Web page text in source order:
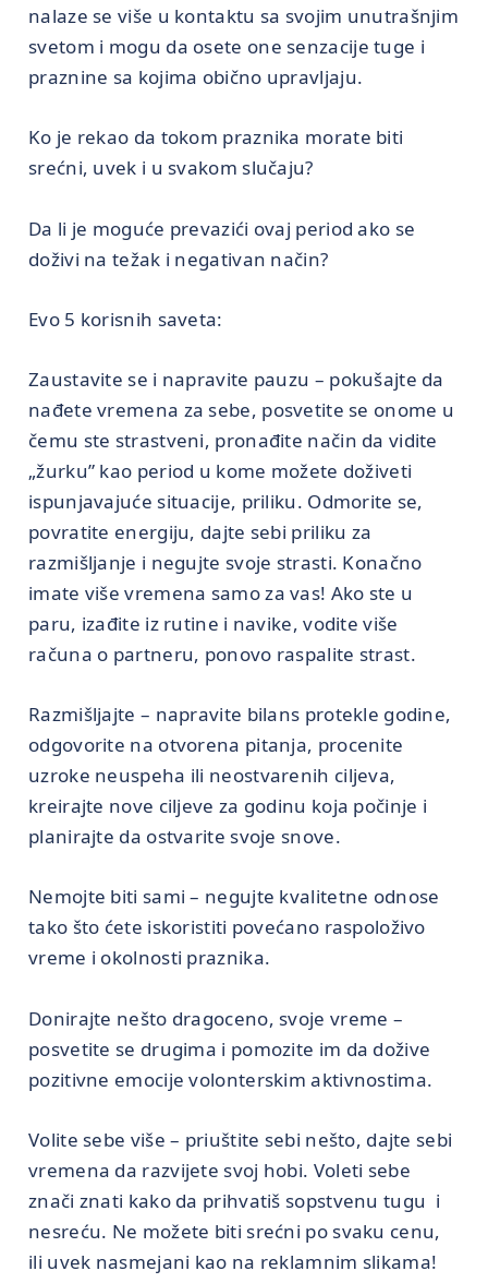
nalaze se više u kontaktu sa svojim unutrašnjim
svetom i mogu da osete one senzacije tuge i
praznine sa kojima obično upravljaju.
Ko je rekao da tokom praznika morate biti
srećni, uvek i u svakom slučaju?
Da li je moguće prevazići ovaj period ako se
doživi na težak i negativan način?
Evo 5 korisnih saveta:
Zaustavite se i napravite pauzu – pokušajte da
nađete vremena za sebe, posvetite se onome u
čemu ste strastveni, pronađite način da vidite
„žurku” kao period u kome možete doživeti
ispunjavajuće situacije, priliku. Odmorite se,
povratite energiju, dajte sebi priliku za
razmišljanje i negujte svoje strasti. Konačno
imate više vremena samo za vas! Ako ste u
paru, izađite iz rutine i navike, vodite više
računa o partneru, ponovo raspalite strast.
Razmišljajte – napravite bilans protekle godine,
odgovorite na otvorena pitanja, procenite
uzroke neuspeha ili neostvarenih ciljeva,
kreirajte nove ciljeve za godinu koja počinje i
planirajte da ostvarite svoje snove.
Nemojte biti sami – negujte kvalitetne odnose
tako što ćete iskoristiti povećano raspoloživo
vreme i okolnosti praznika.
Donirajte nešto dragoceno, svoje vreme –
posvetite se drugima i pomozite im da dožive
pozitivne emocije volonterskim aktivnostima.
Volite sebe više – priuštite sebi nešto, dajte sebi
vremena da razvijete svoj hobi. Voleti sebe
znači znati kako da prihvatiš sopstvenu tugu i
nesreću. Ne možete biti srećni po svaku cenu,
ili uvek nasmejani kao na reklamnim slikama!